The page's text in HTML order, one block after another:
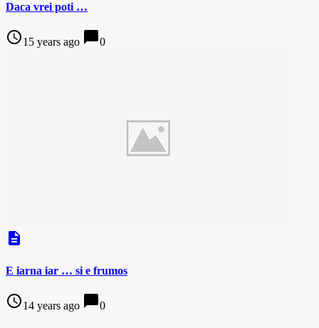
Daca vrei poti …
access_time15 years ago chat_bubble0
description
E iarna iar … si e frumos
access_time14 years ago chat_bubble0